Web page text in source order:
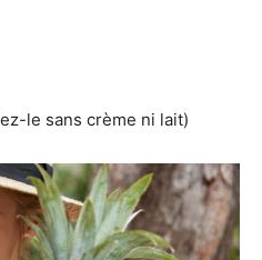
le sans crème ni lait)